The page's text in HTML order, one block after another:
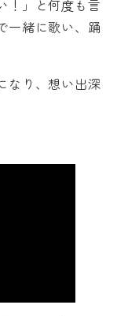
！」と何度も言
一緒に歌い、踊
なり、想い出深